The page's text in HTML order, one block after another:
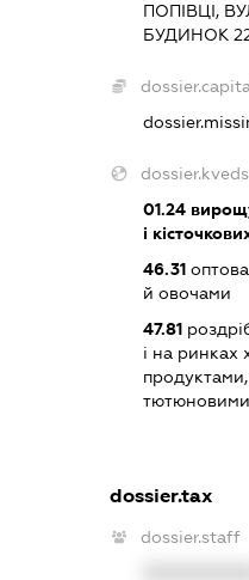
ПОПІВЦІ,
БУДИНОК
01.24
і
46.31оптова
й овочами
47.81
і на ринках
dossier.tax
dossier.staff